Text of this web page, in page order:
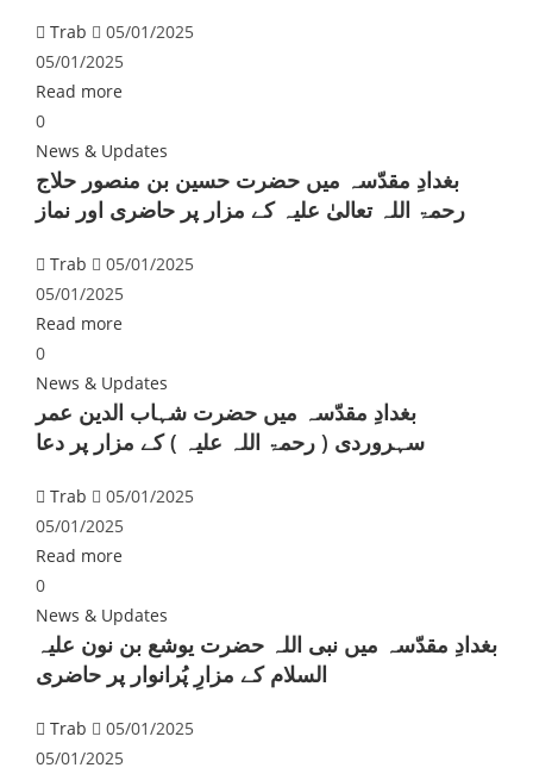
Trab
05/01/2025
05/01/2025
Read more
0
News & Updates
بغدادِ مقدّسہ میں حضرت حسین بن منصور حلاج
رحمۃ اللہ تعالیٰ علیہ کے مزار پر حاضری اور نماز
Trab
05/01/2025
05/01/2025
Read more
0
News & Updates
بغدادِ مقدّسہ میں حضرت شہاب الدین عمر
سہروردی ( رحمۃ اللہ علیہ ) کے مزار پر دعا
Trab
05/01/2025
05/01/2025
Read more
0
News & Updates
بغدادِ مقدّسہ میں نبی اللہ حضرت یوشع بن نون علیہ
السلام کے مزارِ پُرانوار پر حاضری
Trab
05/01/2025
05/01/2025